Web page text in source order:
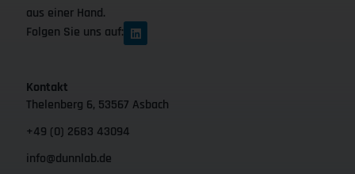
aus einer Hand.
Folgen Sie uns auf:
Kontakt
Thelenberg 6, 53567 Asbach
+49 (0) 2683 43094
info@dunnlab.de